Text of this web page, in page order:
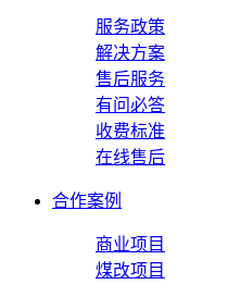
服务政策
解决方案
售后服务
有问必答
收费标准
在线售后
合作案例
商业项目
煤改项目